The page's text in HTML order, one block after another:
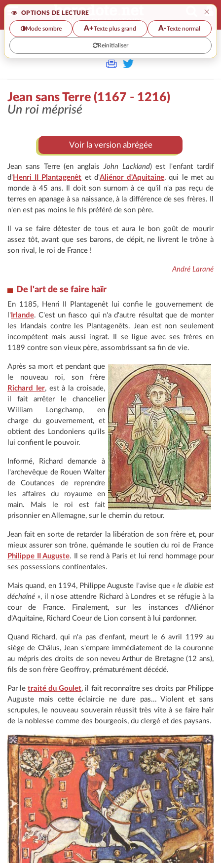
OPTIONS DE LECTURE ×
Mode sombre A+Texte plus grand A-Texte normal
Reinitialiser
>
Jean sans Terre (1167 - 1216)
Un roi méprisé
Voir la version abrégée
Jean sans Terre (en anglaisJohn Lackland) est l'enfant tardif
d' Henri II Plantagenêt et d'Aliénor d'Aquitaine, qui le met au
monde à 45 ans. Il doit son surnom à ce qu'il n'a pas reçu de
terres en apanage à sa naissance, à la différence de ses frères. Il
n'en est pas moins le fils préféré de son père.
Il va se faire détester de tous et aura le bon goût de mourir
assez tôt, avant que ses barons, de dépit, ne livrent le trône à
son rival, le roi de France !
André Larané
De l'art de se faire haïr
En 1185, Henri II Plantagenêt lui confie le gouvernement de
l' Irlande. C'est un fiasco qui n'a d'autre résultat que de monter
les Irlandais contre les Plantagenêts. Jean est non seulement
incompétent mais aussi ingrat. Il se ligue avec ses frères en
1189 contre son vieux père, assombrissant sa fin de vie.
Après sa mort et pendant que
le nouveau roi, son frère
Richard Ier, est à la croisade,
il fait arrêter le chancelier
William Longchamp, en
charge du gouvernement, et
obtient des Londoniens qu'ils
lui confient le pouvoir.
Informé, Richard demande à
l'archevêque de Rouen Walter
de Coutances de reprendre
les affaires du royaume en
main. Mais le roi est fait
prisonnier en Allemagne, sur le chemin du retour.
Jean fait en sorte de retarder la libération de son frère et, pour
mieux assurer son trône, quémande le soutien du roi de France
Philippe II Auguste. Il se rend à Paris et lui rend hommage pour
ses possessions continentales.
Mais quand, en 1194, Philippe Auguste l'avise que« le diable est
déchaîné », il n'ose attendre Richard à Londres et se réfugie à la
cour de France. Finalement, sur les instances d'Aliénor
d'Aquitaine, Richard Coeur de Lion consent à lui pardonner.
Quand Richard, qui n'a pas d'enfant, meurt le 6 avril 1199 au
siège de Châlus, Jean s'empare immédiatement de la couronne
au mépris des droits de son neveu Arthur de Bretagne (12 ans),
fils de son frère Geoffroy, prématurément décédé.
Par letraité du Goulet, il fait reconnaître ses droits par Philippe
Auguste mais cette éclaircie ne dure pas... Violent et sans
scrupules, le nouveau souverain réussit très vite à se faire haïr
de la noblesse comme des bourgeois, du clergé et des paysans.